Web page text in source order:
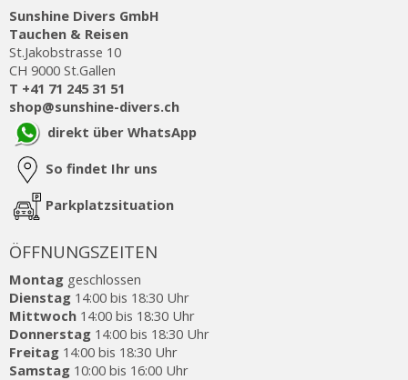
Sunshine Divers GmbH
Tauchen & Reisen
St.Jakobstrasse 10
CH 9000 St.Gallen
T +41 71 245 31 51
shop@sunshine-divers.ch
direkt über WhatsApp
So findet Ihr uns
Parkplatzsituation
ÖFFNUNGSZEITEN
Montag geschlossen
Dienstag 14:00 bis 18:30 Uhr
Mittwoch 14:00 bis 18:30 Uhr
Donnerstag 14:00 bis 18:30 Uhr
Freitag 14:00 bis 18:30 Uhr
Samstag 10:00 bis 16:00 Uhr